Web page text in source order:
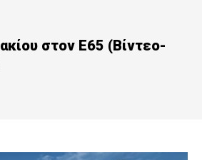
στον Ε65 (Βίντεο-